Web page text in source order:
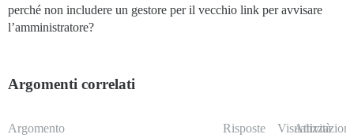
perché non includere un gestore per il vecchio link per avvisare
l’amministratore?
Argomenti correlati
Argomento Risposte Visualizzazioni
Attività